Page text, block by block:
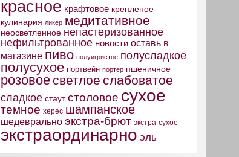
красное крафтовое крепленое
кулинария ликер медитативное
неосветленное непастеризованное
нефильтрованное новости оставь в
магазине пиво полуигристое полусладкое
полусухое портвейн портер пшеничное
розовоесветлое слабоватое
сладкое стаут столовое сухое
темное херес шампанское
шедеврально экстра-брют экстра-сухое
экстраординарно эль